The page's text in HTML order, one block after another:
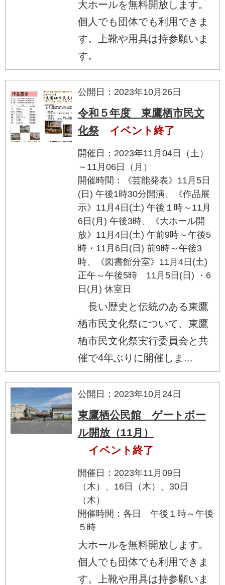
大ホールを無料開放します。
個人でも団体でも利用できま
す。上靴や用具は持参願いま
す。
公開日：2023年10月26日
令和５年度 東鷹栖市民文
化祭
イベント終了
開催日：2023年11月04日（土）
～11月06日（月）
開催時間：《芸能発表》11月5日
(日) 午後1時30分開演、《作品展
示》11月4日(土) 午後１時～11月
6日(月) 午後3時、《大ホール開
放》11月4日(土) 午前9時～午後5
時・11月6日(日) 前9時～午後3
時、《図書館分室》11月4日(土)
正午～午後5時 11月5日(日) ・6
日(月) 休室日
長い歴史と伝統のある東鷹
栖市民文化祭について、東鷹
栖市民文化祭実行委員会と共
催で4年ぶりに開催しま...
公開日：2023年10月24日
東鷹栖公民館 ゲートボー
ル開放（11月）
イベント終了
開催日：2023年11月09日
（木）、16日（木）、30日
（木）
開催時間：各日 午後１時～午後
５時
大ホールを無料開放します。
個人でも団体でも利用できま
す。上靴や用具は持参願いま